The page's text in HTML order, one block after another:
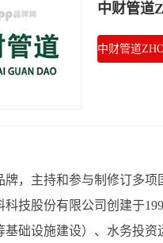
中财管道
牌，主持和参与制修订多
技股份有限公司创建于
础设施建设）、水务投